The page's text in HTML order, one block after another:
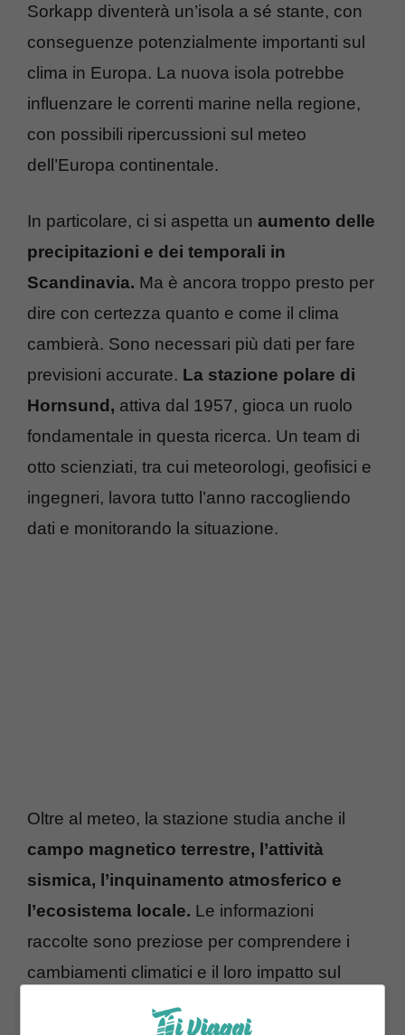
Sorkapp diventerà un’isola a sé stante, con
conseguenze potenzialmente importanti sul
clima in Europa. La nuova isola potrebbe
influenzare le correnti marine nella regione,
con possibili ripercussioni sul meteo
dell’Europa continentale.
In particolare, ci si aspetta un aumento delle
precipitazioni e dei temporali in
Scandinavia. Ma è ancora troppo presto per
dire con certezza quanto e come il clima
cambierà. Sono necessari più dati per fare
previsioni accurate. La stazione polare di
Hornsund, attiva dal 1957, gioca un ruolo
fondamentale in questa ricerca. Un team di
otto scienziati, tra cui meteorologi, geofisici e
ingegneri, lavora tutto l’anno raccogliendo
dati e monitorando la situazione.
Oltre al meteo, la stazione studia anche il
campo magnetico terrestre, l’attività
sismica, l’inquinamento atmosferico e
l’ecosistema locale. Le informazioni
raccolte sono preziose per comprendere i
cambiamenti climatici e il loro impatto sul